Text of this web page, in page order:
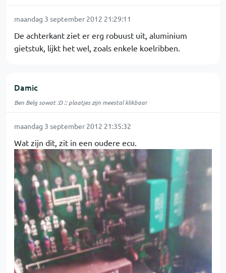
maandag 3 september 2012 21:29:11
De achterkant ziet er erg robuust uit, aluminium
gietstuk, lijkt het wel, zoals enkele koelribben.
Damic
Ben Belg sowat :D :: plaatjes zijn meestal klikbaar
maandag 3 september 2012 21:35:32
Wat zijn dit, zit in een oudere ecu.